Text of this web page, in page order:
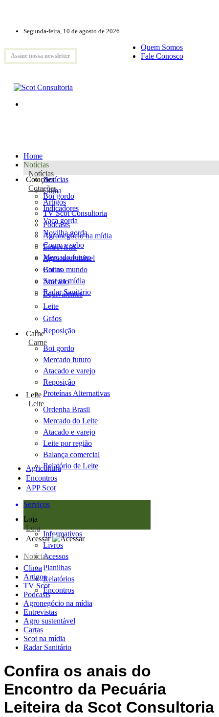
Segunda-feira, 10 de agosto de 2026
Assine nossa newsletter
Quem Somos
Fale Conosco
Home
Notícias
Notícias
Notícias
Clima
Artigos
TV Scot Consultoria
Podcasts
Agronegócio na mídia
Entrevistas
Agro sustentável
Cartas
Scot na mídia
Radar Sanitário
Cotações
Cotações
Boi gordo
Indicadores
Vaca gorda
Novilha gorda
Couro e sebo
Mercado futuro
Boi no mundo
Atacado
Equivalentes
Leite
Grãos
Reposição
Carne
Carne
Boi gordo
Mercado futuro
Atacado e varejo
Reposição
Proteínas Alternativas
Leite
Leite
Ordenha Brasil
Mercado do Leite
Atacado e varejo
Leite por região
Balança comercial
Relatório de Leite
Agricultura
Encontros
APP Scot
Serviços
Loja
Loja
Informativos
Livros
Acessos
Planilhas
Relatórios
Encontros
Acessar
Notícias
Clima
Artigos
TV Scot
Podcasts
Agronegócio na mídia
Entrevistas
Agro sustentável
Cartas
Scot na mídia
Radar Sanitário
Confira os anais do
Encontro da Pecuária
Leiteira da Scot Consultoria